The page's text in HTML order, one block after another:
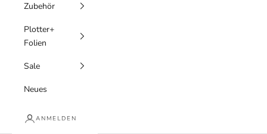
Zubehör
Plotter+
Folien
Sale
Neues
ANMELDEN